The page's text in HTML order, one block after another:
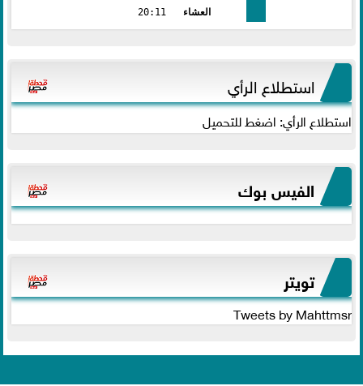
العشاء
20:11
استطلاع الرأي
استطلاع الرأي: اضغط للتحميل
الفيس بوك
تويتر
Tweets by Mahttmsr